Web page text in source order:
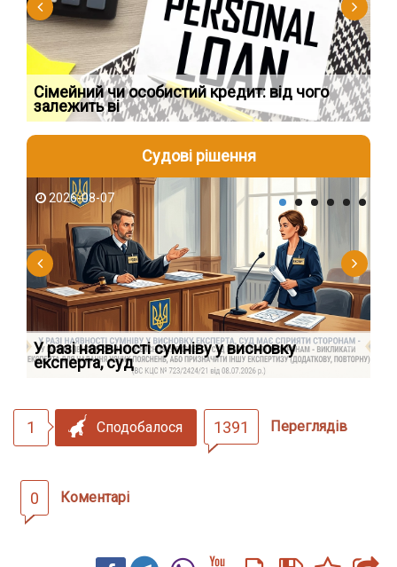
Сімейний чи особистий кредит: від чого
залежить ві
Судові рішення
2026-08-07
У разі наявності сумніву у висновку
експерта, суд
1 Сподобалося 1391 Переглядів
0 Коментарі